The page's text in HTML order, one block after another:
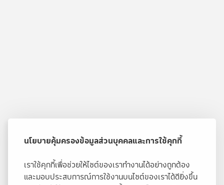
นโยบายคุ้มครองข้อมูลส่วนบุคคลและการใช้คุกกี้
เราใช้คุกกี้เพื่อช่วยให้ไซต์ของเราทำงานได้อย่างถูกต้อง
และมอบประสบการณ์การใช้งานบนไซต์ของเราได้ดียิ่งขึ้น